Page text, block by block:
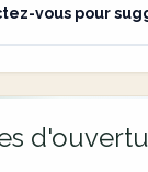
vous pour